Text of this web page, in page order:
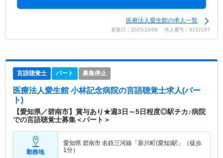
医療法人愛生館の求人一覧
更新日：2025/10/08 求人番号：9152167
言語聴覚士 パート 募集停止
医療法人愛生館 小林記念病院の言語聴覚士求人(パー
ト)
【愛知県／碧南市】賞与あり★週3日～5日程度◎駅チカ♪病院
での言語聴覚士募集＜パート＞
勤務地
愛知県 碧南市 名鉄三河線「新川町(愛知)駅」（徒歩
1分）